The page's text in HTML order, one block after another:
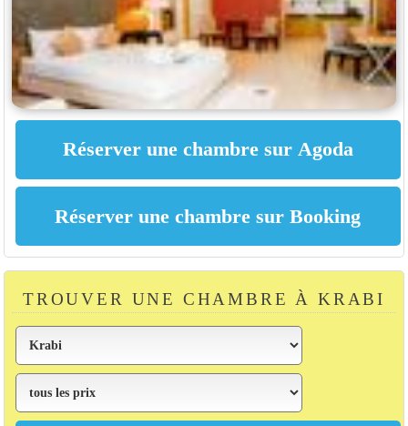
TROUVER UNE CHAMBRE À KRABI